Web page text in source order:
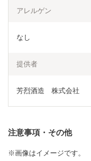
アレルゲン
なし
提供者
芳烈酒造　株式会社
注意事項・その他
※画像はイメージです。